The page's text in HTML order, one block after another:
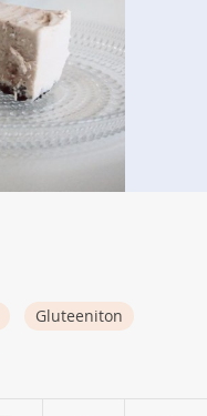
Gluteeniton